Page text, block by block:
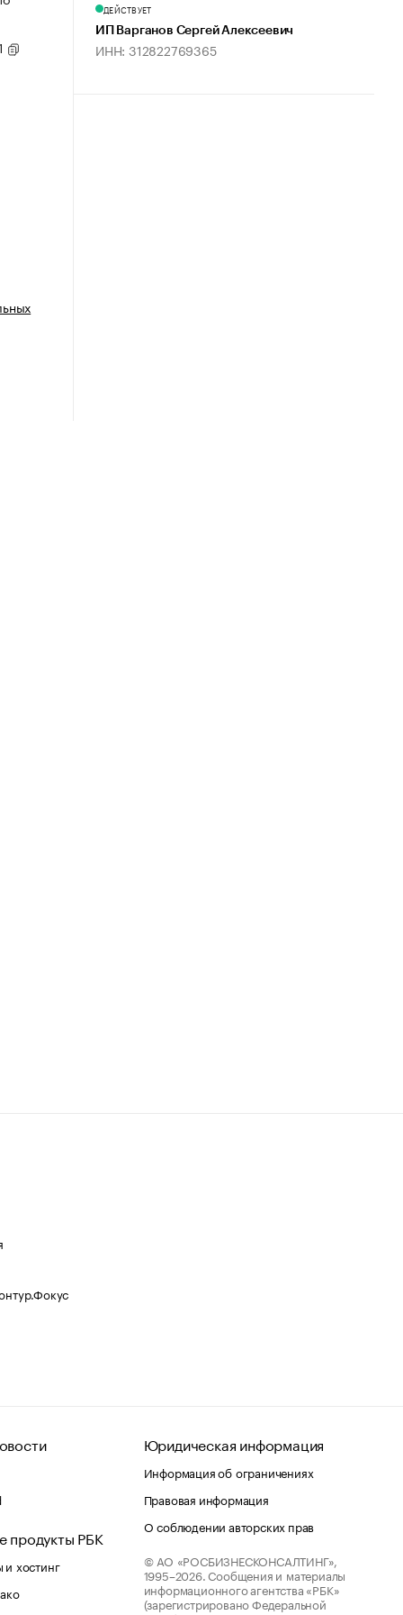
ДЕЙСТВУЕТ
ИП Варганов Сергей Алексеевич
ИНН: 312822769365
продукты РБК
хостинг
Юридическая информация
Информация об ограничениях
Правовая информация
О соблюдении авторских прав
© АО «РОСБИЗНЕСКОНСАЛТИНГ»,
1995–2026. Сообщения и материалы
информационного агентства «РБК»
(зарегистрировано Федеральной